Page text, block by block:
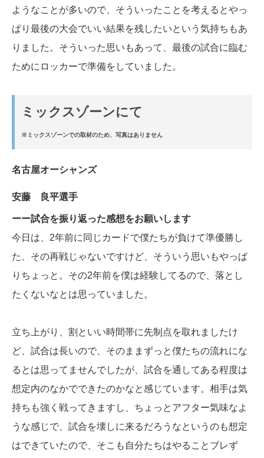
ようなことが多いので、そういったことを考えるとやっ
ぱり最後の大会でいい結果を残したいという気持ちもあ
りました。そういった思いもあって、最後の試合に臨む
ためにロッカーで準備をしていました。
ミックスゾーンにて
※ミックスゾーンでの取材のため、写真はありません
名古屋オーシャンズ
安藤 良平選手
ーー試合を振り返った感想をお願いします
今日は、2年前に同じカードで僕たちが負けて準優勝し
た、その再戦じゃないですけど、そういう思いもやっぱ
りちょっと。その2年前を僕は経験してるので、落とし
たくないなとは思っていました。
立ち上がり、割といい時間帯に先制点を取れましたけ
ど、試合は長いので、そのままずっと僕たちの流れにな
るとは思ってませんでしたが、試合を通してある程度は
想定内のなかでできたのかなと感じています。相手は気
持ちも強く戦ってきますし、ちょっとアフター気味なよ
うな感じで、試合を壊しに来るだろうなというのも想定
はできていたので、そこも自分たちはやることブレず